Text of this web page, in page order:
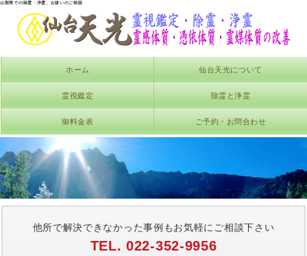
山梨県での除霊・浄霊、お祓いのご相談
ホーム 仙台天光について
霊視鑑定 除霊と浄霊
御料金表 ご予約・お問合わせ
他所で解決できなかった事例もお気軽にご相談下さい
TEL. 022-352-9956